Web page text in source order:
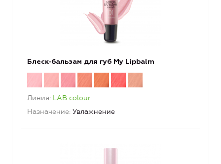
Блеск-бальзам для губ My Lipbalm
Линия LAB colour
Назначение Увлажнение